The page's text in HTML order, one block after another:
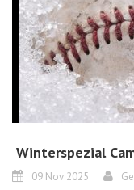
Winterspezial
09 Nov 2025